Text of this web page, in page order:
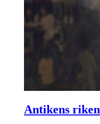
Antikens riken